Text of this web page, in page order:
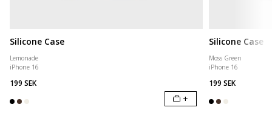
Silicone Case
Lemonade
iPhone 16
199 SEK
+
Silicone Case
Moss Green
iPhone 16
199 SEK